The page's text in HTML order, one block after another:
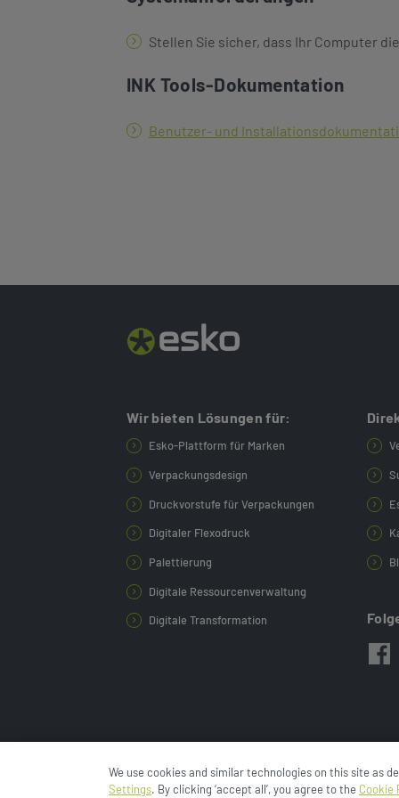
Stellen Sie sicher, dass Ihr Computer die
INK Tools-Dokumentation
Benutzer- und
Wir bieten Lösungen für:
Esko-Plattform für Marken
Verpackungsdesign
Druckvorstufe für Verpackungen
Digitaler Flexodruck
Palettierung
Digitale Ressourcenverwaltung
Digitale Transformation
© 2024 Esko-Graphics BV.
We use cookies and similar technologies on this site as
Settings. By clicking ‘accept all’, you agree to the Cookie